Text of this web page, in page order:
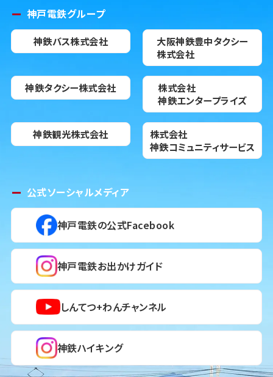
神戸電鉄グループ
神鉄バス株式会社
大阪神鉄豊中タクシー
株式会社
神鉄タクシー株式会社
株式会社
神鉄エンタープライズ
神鉄観光株式会社
株式会社
神鉄コミュニティサービス
公式ソーシャルメディア
神戸電鉄の公式Facebook
神戸電鉄お出かけガイド
しんてつ+わんチャンネル
神鉄ハイキング